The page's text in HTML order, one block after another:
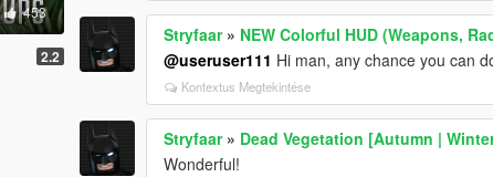
453
2.2
Stryfaar» NEW Colorful HUD (Weapons,
@useruser111 Hi man, any chance you can
Kontextus Megtekintése
Stryfaar» Dead Vegetation [Autumn |
Wonderful!